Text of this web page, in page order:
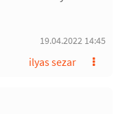
19.04.2022 14:45
ilyas sezar